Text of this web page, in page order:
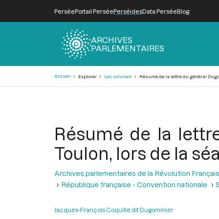
PerséePortail PerséePerséidesData PerséeBlog
ARCHIVES
PARLEMENTAIRES
Accueil Explorer Les volumes Résumé de la lettre du général
Résumé de la
Toulon, lors de la
Archives parlementaires de la Révolution
République française - Convention nationale
Jacques-François Coquille dit Dugommier